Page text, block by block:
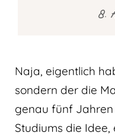
8.
Naja, eigentlich
sondern der die
genau fünf
Studiums die Idee,